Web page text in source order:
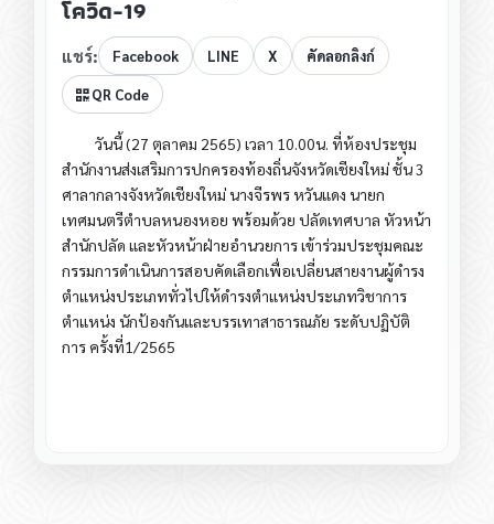
โควิด-19
แชร์: Facebook LINE X คัดลอกลิงก์
QR Code
วันนี้​ (27​ ตุลาคม​ 2565) เวลา​ 10.00น.​ ที่ห้องประชุม
สำนักงานส่งเสริมการปกครองท้องถิ่นจังหวัดเชียงใหม่​ ชั้น​ 3​
ศาลากลาง​จังหวัด​เชียงใหม่​ นางจีรพร​ หวันแดง​ นายก​
เทศมนตรี​ต​ำ​บ​ลหนอง​หอย​ พร้อมด้วย​ ปลัดเทศบาล​ หัวหน้า
สำนักปลัด​ และหัวหน้าฝ่ายอำนวยการ​ เข้าร่วมประชุมคณะ
กรรมการดำเนินการสอบคัดเลือกเพื่อเปลี่ยนสายงานผู้ดำรง
ตำแหน่งประเภททั่วไปให้ดำรงตำแหน่งประเภทวิชาการ
ตำแหน่ง นักป้องกันและบรรเทาสาธารณภัย ระดับปฏิบัติ
การ ครั้งที่1/2565